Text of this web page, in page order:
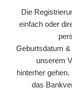
Die
einfach oder
Geburtsdatum
unserem
hinterher
das